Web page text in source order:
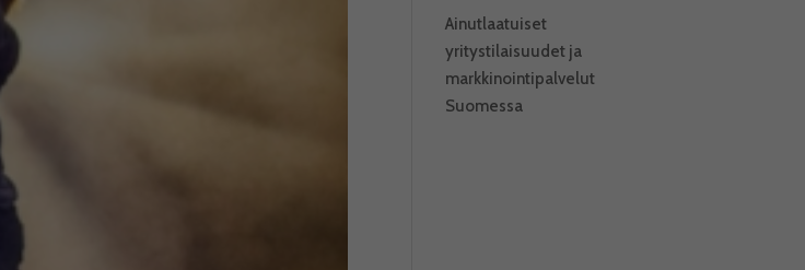
Ainutlaatuiset
yritystilaisuudet ja
markkinointipalvelut
Suomessa